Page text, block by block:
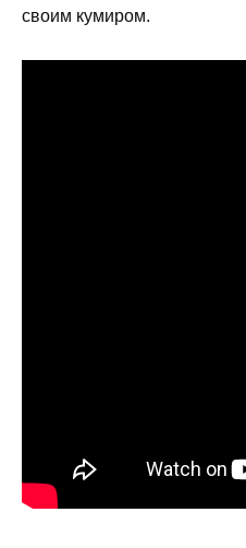
своим кумиром.